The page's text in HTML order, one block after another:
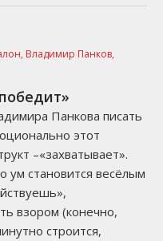
Владимир Панков,
Панкова писать
этот
–«захватывает».
ум становится весёлым
взором (конечно,
строится,